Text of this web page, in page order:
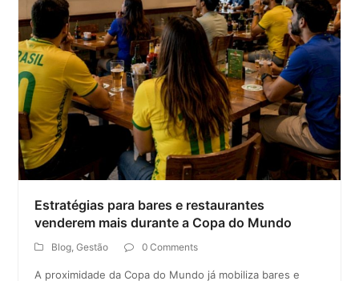
Estratégias para bares e restaurantes
venderem mais durante a Copa do Mundo
Blog ,Gestão 0 Comments
A proximidade da Copa do Mundo já mobiliza bares e